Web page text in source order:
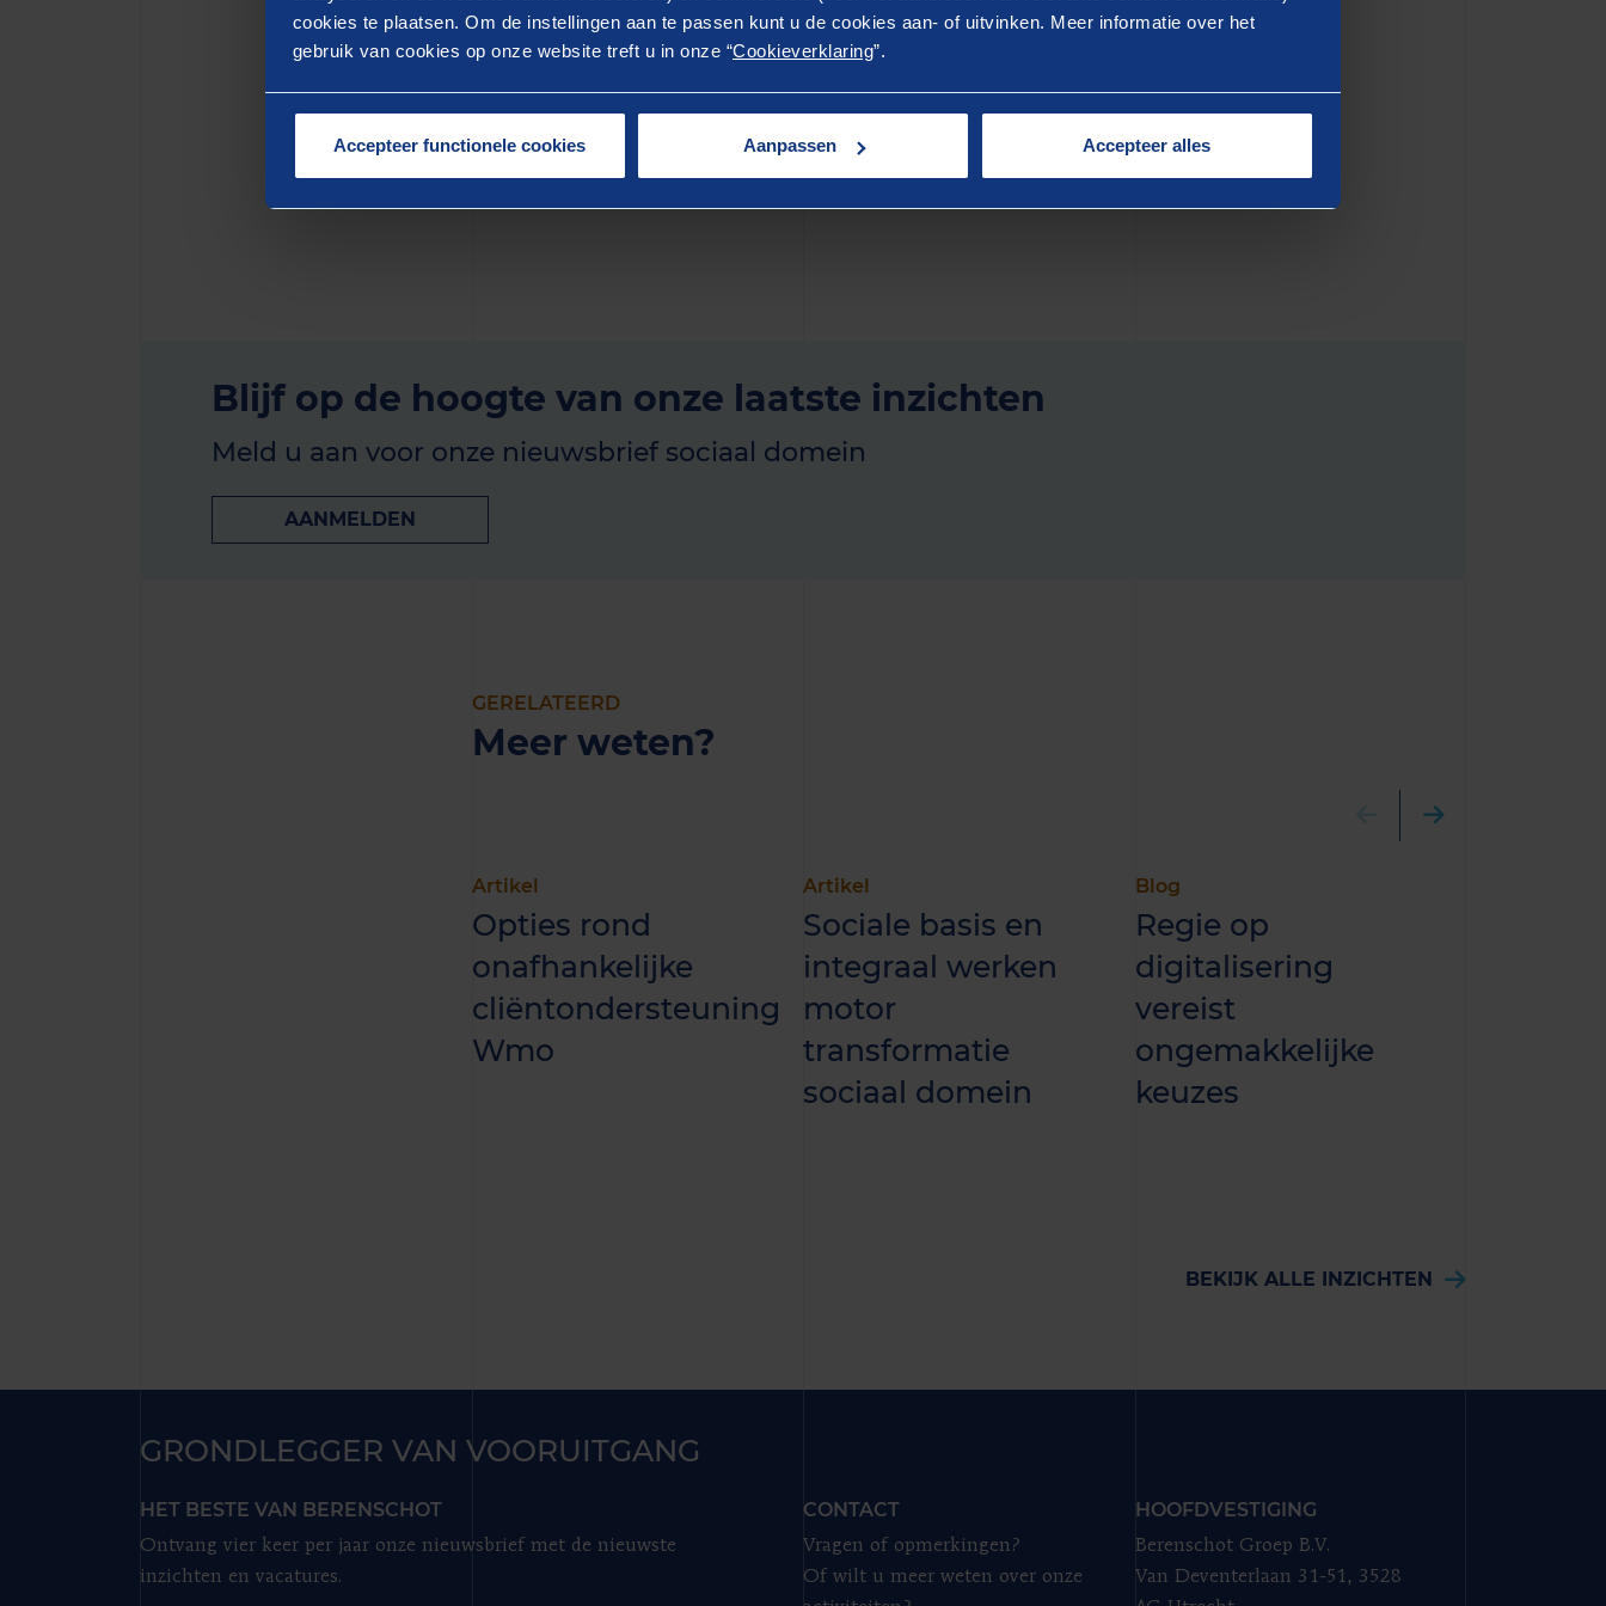
cookies te plaatsen. Om de instellingen aan te passen kunt u de cookies aan- of uitvinken. Meer informatie over het
gebruik van cookies op onze website treft u in onze “Cookieverklaring”.
Accepteer functionele cookies Aanpassen Accepteer alles
van zorg en beleid dat echt werkt voor inwoners. Daarbij adviseren we én werken we actief
mee aan de realisatie van oplossingen.
Benieuwd hoe AI het verschil kan maken voor uw gemeente? Neem dan contact op met
Bram Berkhout (b.berkhout@berenschot.nl) voor een verkennend gesprek over de
mogelijkheden van de AI-scan Sociaal Domein binnen uw gemeente of organisatie.
Blijf op de hoogte van onze laatste inzichten
Meld u aan voor onze nieuwsbrief sociaal domein
AANMELDEN
GERELATEERD
Meer weten?
Artikel
Opties rond
onafhankelijke
cliëntondersteuning
Wmo
Artikel
Sociale basis en
integraal werken
motor
transformatie
sociaal domein
Blog
Regie op
digitalisering
vereist
ongemakkelijke
keuzes
BEKIJK ALLE INZICHTEN
GRONDLEGGER VAN VOORUITGANG
HET BESTE VAN BERENSCHOT
Ontvang vier keer per jaar onze nieuwsbrief met de nieuwste
inzichten en vacatures.
CONTACT
Vragen of opmerkingen?
Of wilt u meer weten over onze
HOOFDVESTIGING
Berenschot Groep B.V.
Van Deventerlaan 31-51, 3528